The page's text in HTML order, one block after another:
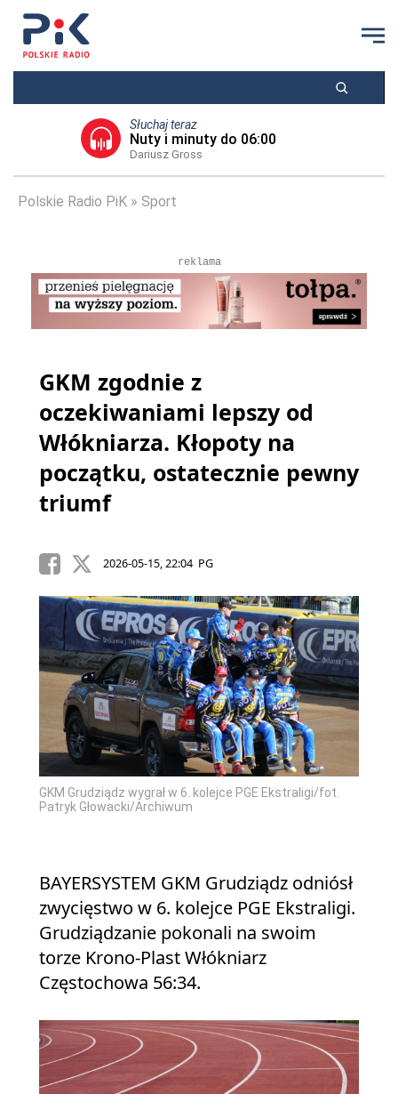
Słuchaj teraz
Nuty i minuty do 06:00
Dariusz Gross
Polskie Radio PiK Sport
reklama
GKM zgodnie z
oczekiwaniami lepszy od
Włókniarza. Kłopoty na
początku, ostatecznie pewny
triumf
2026-05-15, 22:04 PG
GKM Grudziądz wygrał w 6. kolejce PGE Ekstraligi/fot.
Patryk Głowacki/Archiwum
BAYERSYSTEM GKM Grudziądz odniósł
zwycięstwo w 6. kolejce PGE Ekstraligi.
Grudziądzanie pokonali na swoim
torze Krono-Plast Włókniarz
Częstochowa 56:34.